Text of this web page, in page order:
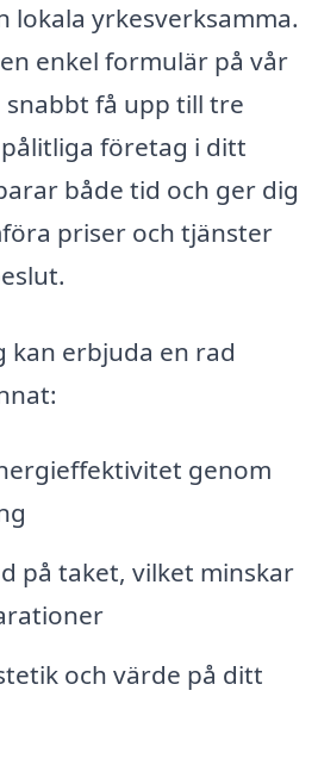
lokala yrkesverksamma.
enkel formulär på vår
få upp till tre
företag i ditt
både tid och ger dig
priser och tjänster
kan erbjuda en rad
genom
på taket, vilket minskar
och värde på ditt